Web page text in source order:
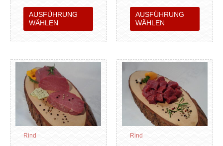
AUSFÜHRUNG
WÄHLEN
AUSFÜHRUNG
WÄHLEN
Rind
Dieses
Produkt
weist
mehrere
Varianten
auf.
Optionen
Rind
Dieses
Produkt
weist
auf.